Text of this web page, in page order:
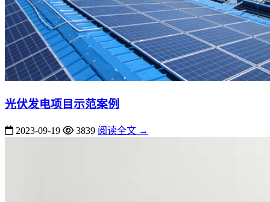
光伏发电项目示范案例
2023-09-19 3839 阅读全文 →